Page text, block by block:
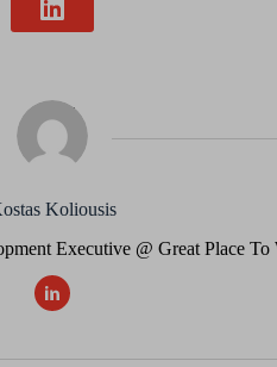
Koliousis
Executive @ Great Place